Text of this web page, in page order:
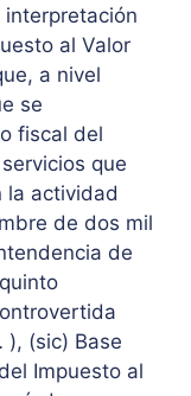
al Valor
a nivel
se
fiscal del
que
la actividad
de dos mil
de
(sic) Base
Impuesto al